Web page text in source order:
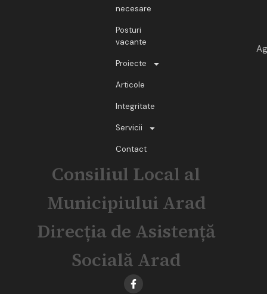
necesare
Posturi
vacante
Proiecte
Articole
Integritate
Servicii
Contact
Consiliul Local al
Municipiului Arad
Direcția de Asistență
Socială Arad